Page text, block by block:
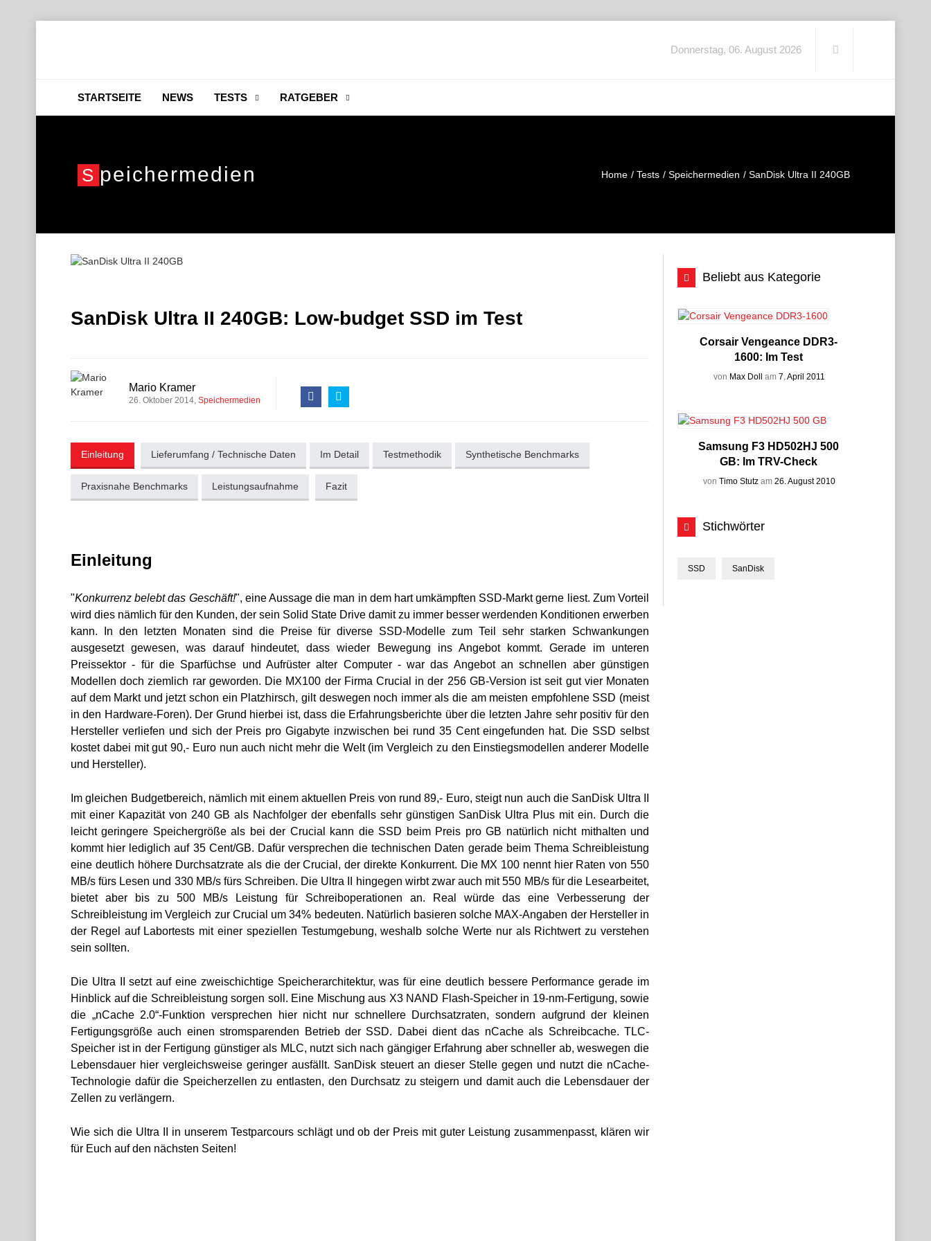
Donnerstag, 06. August 2026
STARTSEITE NEWS TESTS RATGEBER
S Peichermedien Home Tests Speichermedien SanDisk Ultra II 240GB
SanDisk Ultra II 240GB: Low-budget SSD im Test
Mario Kramer
26. Oktober 2014 Speichermedien
Einleitung Lieferumfang / Technische Daten Im Detail Testmethodik Synthetische Benchmarks
Praxisnahe Benchmarks Leistungsaufnahme Fazit
Einleitung
"Konkurrenz belebt das Geschäft!", eine Aussage die man in dem hart umkämpften SSD-Markt gerne liest. Zum Vorteil
wird dies nämlich für den Kunden, der sein Solid State Drive damit zu immer besser werdenden Konditionen erwerben
kann. In den letzten Monaten sind die Preise für diverse SSD-Modelle zum Teil sehr starken Schwankungen
ausgesetzt gewesen, was darauf hindeutet, dass wieder Bewegung ins Angebot kommt. Gerade im unteren
Preissektor - für die Sparfüchse und Aufrüster alter Computer - war das Angebot an schnellen aber günstigen
Modellen doch ziemlich rar geworden. Die MX100 der Firma Crucial in der 256 GB-Version ist seit gut vier Monaten
auf dem Markt und jetzt schon ein Platzhirsch, gilt deswegen noch immer als die am meisten empfohlene SSD (meist
in den Hardware-Foren). Der Grund hierbei ist, dass die Erfahrungsberichte über die letzten Jahre sehr positiv für den
Hersteller verliefen und sich der Preis pro Gigabyte inzwischen bei rund 35 Cent eingefunden hat. Die SSD selbst
kostet dabei mit gut 90,- Euro nun auch nicht mehr die Welt (im Vergleich zu den Einstiegsmodellen anderer Modelle
und Hersteller).
Im gleichen Budgetbereich, nämlich mit einem aktuellen Preis von rund 89,- Euro, steigt nun auch die SanDisk Ultra II
mit einer Kapazität von 240 GB als Nachfolger der ebenfalls sehr günstigen SanDisk Ultra Plus mit ein. Durch die
leicht geringere Speichergröße als bei der Crucial kann die SSD beim Preis pro GB natürlich nicht mithalten und
kommt hier lediglich auf 35 Cent/GB. Dafür versprechen die technischen Daten gerade beim Thema Schreibleistung
eine deutlich höhere Durchsatzrate als die der Crucial, der direkte Konkurrent. Die MX 100 nennt hier Raten von 550
MB/s fürs Lesen und 330 MB/s fürs Schreiben. Die Ultra II hingegen wirbt zwar auch mit 550 MB/s für die Lesearbeitet,
bietet aber bis zu 500 MB/s Leistung für Schreiboperationen an. Real würde das eine Verbesserung der
Schreibleistung im Vergleich zur Crucial um 34% bedeuten. Natürlich basieren solche MAX-Angaben der Hersteller in
der Regel auf Labortests mit einer speziellen Testumgebung, weshalb solche Werte nur als Richtwert zu verstehen
sein sollten.
Die Ultra II setzt auf eine zweischichtige Speicherarchitektur, was für eine deutlich bessere Performance gerade im
Hinblick auf die Schreibleistung sorgen soll. Eine Mischung aus X3 NAND Flash-Speicher in 19-nm-Fertigung, sowie
die „nCache 2.0“-Funktion versprechen hier nicht nur schnellere Durchsatzraten, sondern aufgrund der kleinen
Fertigungsgröße auch einen stromsparenden Betrieb der SSD. Dabei dient das nCache als Schreibcache. TLC-
Speicher ist in der Fertigung günstiger als MLC, nutzt sich nach gängiger Erfahrung aber schneller ab, weswegen die
Lebensdauer hier vergleichsweise geringer ausfällt. SanDisk steuert an dieser Stelle gegen und nutzt die nCache-
Technologie dafür die Speicherzellen zu entlasten, den Durchsatz zu steigern und damit auch die Lebensdauer der
Zellen zu verlängern.
Wie sich die Ultra II in unserem Testparcours schlägt und ob der Preis mit guter Leistung zusammenpasst, klären wir
für Euch auf den nächsten Seiten!
Beliebt aus Kategorie
Corsair Vengeance DDR3-
1600: Im Test
von Max Doll am 7. April 2011
Samsung F3 HD502HJ 500
GB: Im TRV-Check
von Timo Stutzam 26. August 2010
Stichwörter
SSD SanDisk